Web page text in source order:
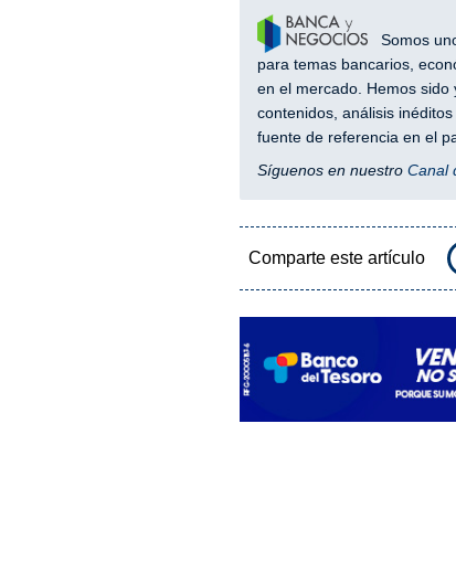
Somos
para temas bancarios,
en el mercado. Hemos
contenidos, análisis
fuente de referencia en el
Síguenos en nuestro Canal
Comparte este artículo